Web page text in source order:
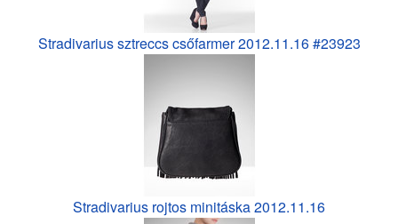
Stradivarius sztreccs csőfarmer 2012.11.16 #23923
Stradivarius rojtos minitáska 2012.11.16